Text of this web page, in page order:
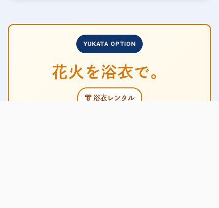
YUKATA OPTION
花火を浴衣で。
👘 浴衣レンタル